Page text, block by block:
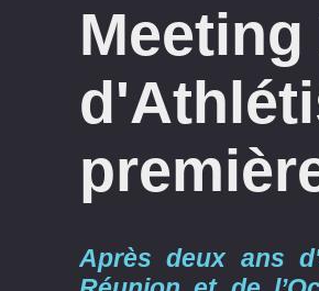
Après deux ans